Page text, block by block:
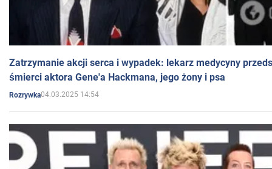
Zatrzymanie akcji serca i wypadek: lekarz medycyny
śmierci aktora Gene'a Hackmana, jego żony i psa
Rozrywka04.03.2025 14:54